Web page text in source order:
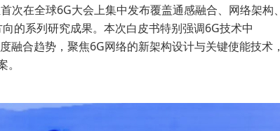
次在全球6G大会上集中发布覆盖通感融合、网络架构、
的系列研究成果。本次白皮书特别强调6G技术中
融合趋势，聚焦6G网络的新架构设计与关键使能技术，